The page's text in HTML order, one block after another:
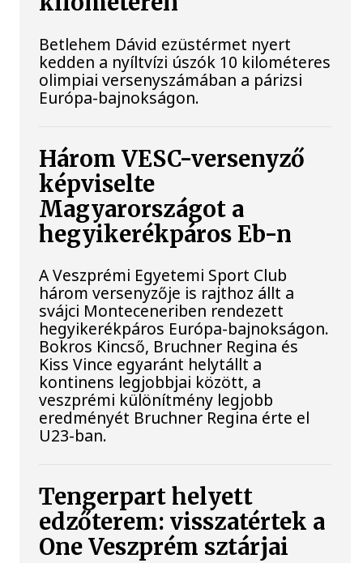
Betlehem Dávid ezüstérmet nyert
kedden a nyíltvízi úszók 10 kilométeres
olimpiai versenyszámában a párizsi
Európa-bajnokságon.
Három VESC-versenyző
képviselte
Magyarországot a
hegyikerékpáros Eb-n
A Veszprémi Egyetemi Sport Club
három versenyzője is rajthoz állt a
svájci Monteceneriben rendezett
hegyikerékpáros Európa-bajnokságon.
Bokros Kincső, Bruchner Regina és
Kiss Vince egyaránt helytállt a
kontinens legjobbjai között, a
veszprémi különítmény legjobb
eredményét Bruchner Regina érte el
U23-ban.
Tengerpart helyett
edzőterem: visszatértek a
One Veszprém sztárjai